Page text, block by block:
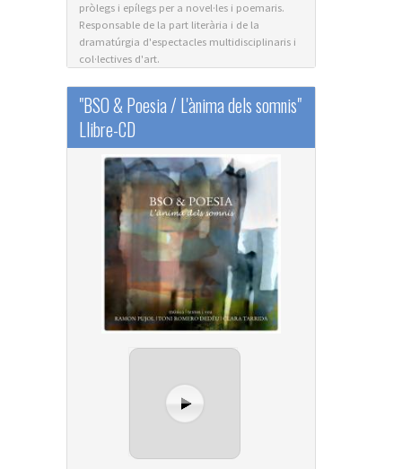
pròlegs i epílegs per a novel·les i poemaris.
Responsable de la part literària i de la
dramatúrgia d'espectacles multidisciplinaris i
col·lectives d'art.
"BSO & Poesia / L'ànima dels somnis"
Llibre-CD